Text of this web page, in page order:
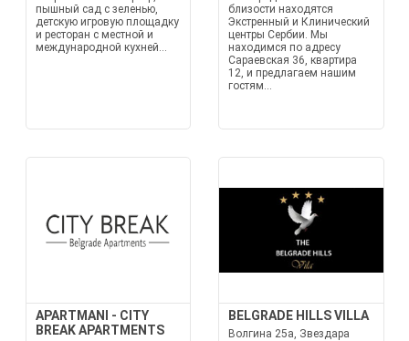
пышный сад с зеленью,
детскую игровую площадку
и ресторан с местной и
международной кухней...
близости находятся
Экстренный и Клинический
центры Сербии. Мы
находимся по адресу
Сараевская 36, квартира
12, и предлагаем нашим
гостям...
APARTMANI - CITY
BREAK APARTMENTS
BELGRADE HILLS VILLA
Волгина 25а, Звездара